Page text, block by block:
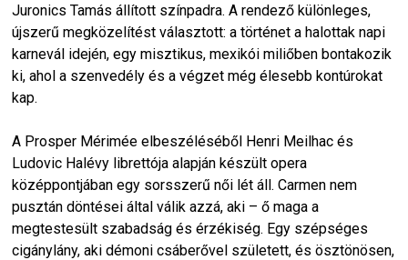
Juronics Tamás állított színpadra. A rendező különleges,
újszerű megközelítést választott: a történet a halottak napi
karnevál idején, egy misztikus, mexikói miliőben bontakozik
ki, ahol a szenvedély és a végzet még élesebb kontúrokat
kap.
A Prosper Mérimée elbeszéléséből Henri Meilhac és
Ludovic Halévy librettója alapján készült opera
középpontjában egy sorsszerű női lét áll. Carmen nem
pusztán döntései által válik azzá, aki – ő maga a
megtestesült szabadság és érzékiség. Egy szépséges
cigánylány, aki démoni csáberővel született, és ösztönösen,